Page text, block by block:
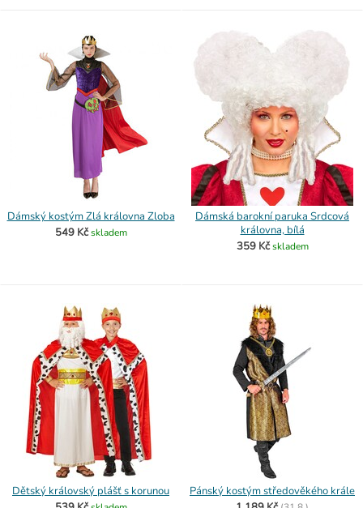
Dámský kostým Zlá královna Zloba
549 Kč skladem
Dámská barokní paruka Srdcová
královna, bílá
359 Kč skladem
Dětský královský plášť s korunou
Pánský kostým středověkého krále